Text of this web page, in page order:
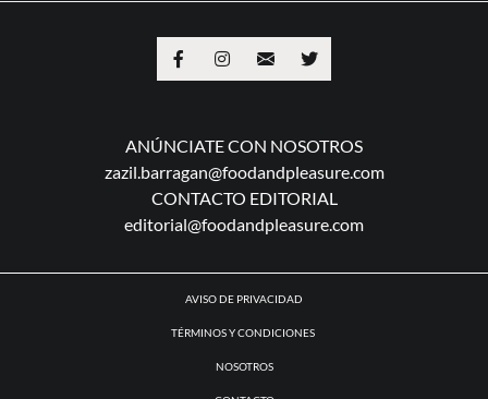
ANÚNCIATE CON NOSOTROS
zazil.barragan@foodandpleasure.com
CONTACTO EDITORIAL
editorial@foodandpleasure.com
AVISO DE PRIVACIDAD
TÉRMINOS Y CONDICIONES
NOSOTROS